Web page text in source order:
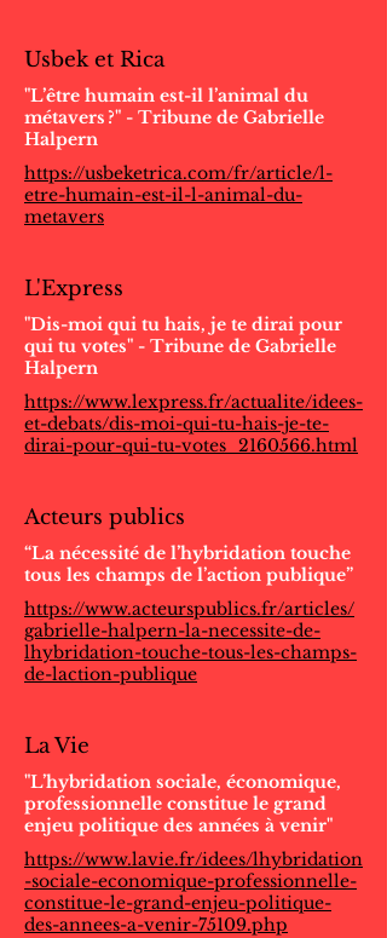
Usbek et Rica
"L’être humain est-il l’animal du
métavers ?" - Tribune de Gabrielle
Halpern
https://usbeketrica.com/fr/article/l-
etre-humain-est-il-l-animal-du-
metavers
L'Express
"Dis-moi qui tu hais, je te dirai pour
qui tu votes" - Tribune de Gabrielle
Halpern
https://www.lexpress.fr/actualite/idees-
et-debats/dis-moi-qui-tu-hais-je-te-
dirai-pour-qui-tu-votes_2160566.html
Acteurs publics
“La nécessité de l’hybridation touche
tous les champs de l’action publique”
https://www.acteurspublics.fr/articles/
gabrielle-halpern-la-necessite-de-
lhybridation-touche-tous-les-champs-
de-laction-publique
La Vie
"L’hybridation sociale, économique,
professionnelle constitue le grand
enjeu politique des années à venir"
https://www.lavie.fr/idees/lhybridation
-sociale-economique-professionnelle-
constitue-le-grand-enjeu-politique-
des-annees-a-venir-75109.php